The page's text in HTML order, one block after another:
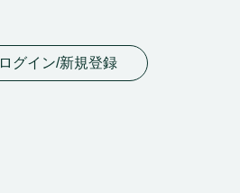
ログイン/新規登録